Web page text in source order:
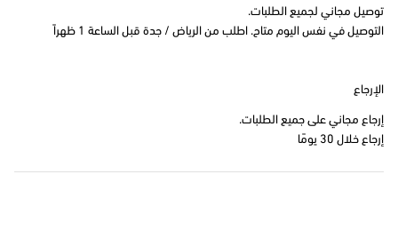
توصيل مجاني لجميع الطلبات.
التوصيل في نفس اليوم متاح. اطلب من الرياض / جدة قبل الساعة 1 ظهراً
الإرجاع
إرجاع مجاني على جميع الطلبات.
إرجاع خلال 30 يومًا